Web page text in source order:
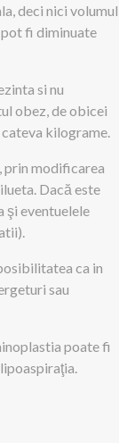
deci nici volumul
fi diminuate
si nu
obez, de obicei
kilograme.
, prin modificarea
Dacă este
şi eventuelele
ca in
sau
poate fi